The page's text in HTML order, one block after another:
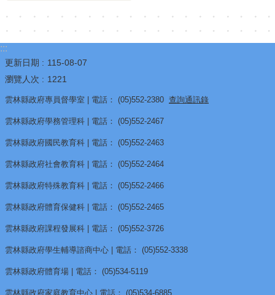
少
資
源
網
性
別
等
專
區
音
樂
:::
更新日期
115-08-07
瀏覽人次
1221
雲林縣政府專員督學室 | 電話： (05)552-2380 查詢通訊錄
雲林縣政府學務管理科 | 電話： (05)552-2467
雲林縣政府國民教育科 | 電話： (05)552-2463
雲林縣政府社會教育科 | 電話： (05)552-2464
雲林縣政府特殊教育科 | 電話： (05)552-2466
雲林縣政府體育保健科 | 電話： (05)552-2465
雲林縣政府課程發展科 | 電話： (05)552-3726
雲林縣政府學生輔導諮商中心 | 電話： (05)552-3338
雲林縣政府體育場 | 電話： (05)534-5119
雲林縣政府家庭教育中心 | 電話： (05)534-6885